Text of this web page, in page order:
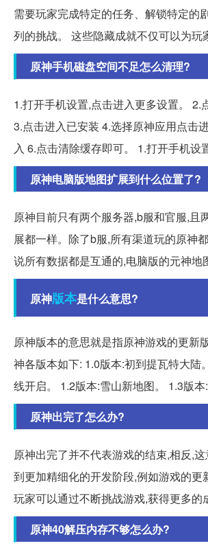
需要玩家完成特定的任务、解锁特定的
列的挑战。 这些隐藏成就不仅可以为玩
原神手机磁盘空间不足怎么清理?
1.打开手机设置,点击进入更多设置。 2.
3.点击进入已安装 4.选择原神应用点击
入 6.点击清除缓存即可。 1.打开手机设
原神电脑版地图扩展到什么位置了?
原神目前只有两个服务器,b服和官服,且
展都一样。除了b服,所有渠道玩的原神
说所有数据都是互通的,电脑版的元神地
原神版本是什么意思?
原神版本的意思就是指原神游戏的更新
神各版本如下: 1.0版本:初到提瓦特大陆
线开启。 1.2版本:雪山新地图。 1.3版本:
原神出完了怎么办?
原神出完了并不代表游戏的结束,相反,
到更加精细化的开发阶段,例如游戏的更
玩家可以通过不断挑战游戏,获得更多的
原神40解压内存不够怎么办?